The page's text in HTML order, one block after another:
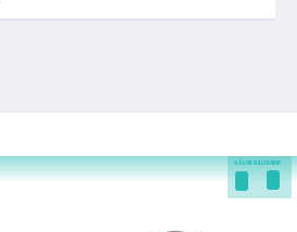
GÅ I/UR FULLSKÄRM